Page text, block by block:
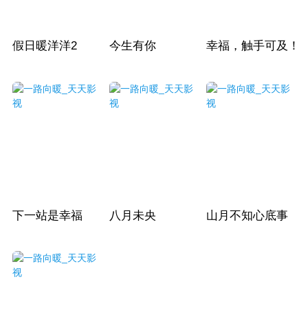
假日暖洋洋2 今生有你 幸福，触手可及！
下一站是幸福 八月未央 山月不知心底事